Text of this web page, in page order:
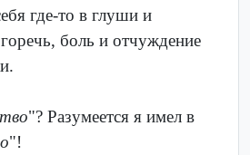
где-то в глуши и
боль и отчуждение
"? Разумеется я имел в
"!